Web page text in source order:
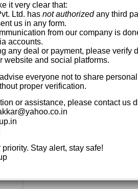
it very clear that:
Ltd. has not authorizedany third
us in any form.
from our company is
accounts.
any deal or payment, please
website and social platforms.
everyone not to share
proper verification.
or assistance, please contact us
Stay alert, stay safe!